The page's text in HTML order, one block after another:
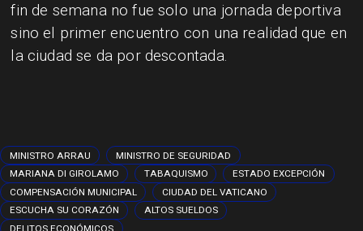
fin de semana no fue solo una jornada deportiva
sino el primer encuentro con una realidad que en
la ciudad se da por descontada.
MINISTRO ARRAU
MINISTRO DE SEGURIDAD
MARIANA DI GIROLAMO
TABAQUISMO
ESTADO EXCEPCIÓN
COMPENSACIÓN MUNICIPAL
CIUDAD DEL VATICANO
ESCUCHA SU CORAZÓN
ALTOS SUELDOS
DELITOS ECONÓMICOS